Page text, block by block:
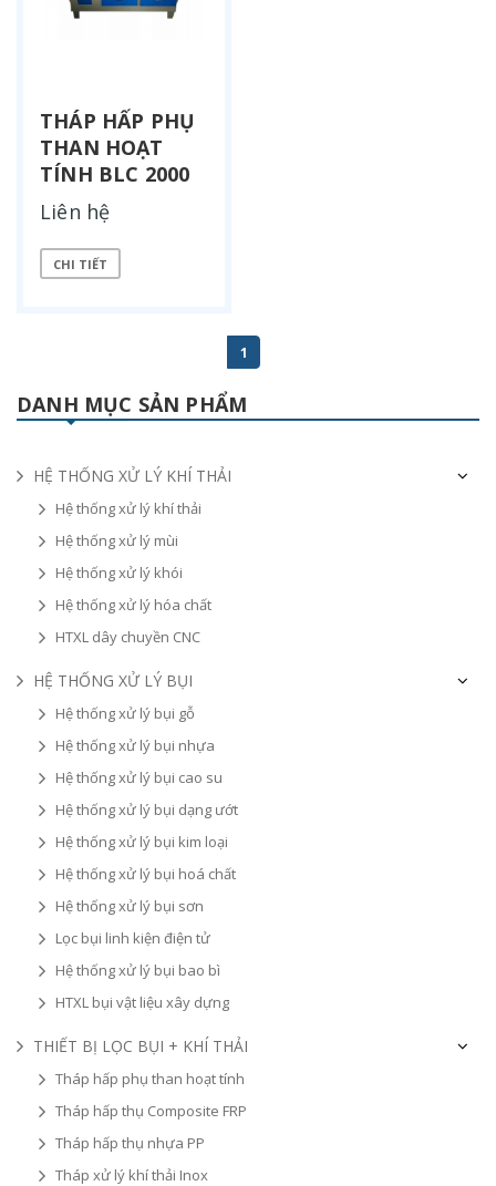
THÁP HẤP PHỤ
THAN HOẠT
TÍNH BLC 2000
Liên hệ
CHI TIẾT
1
DANH MỤC SẢN PHẨM
HỆ THỐNG XỬ LÝ KHÍ THẢI
Hệ thống xử lý khí thải
Hệ thống xử lý mùi
Hệ thống xử lý khói
Hệ thống xử lý hóa chất
HTXL dây chuyền CNC
HỆ THỐNG XỬ LÝ BỤI
Hệ thống xử lý bụi gỗ
Hệ thống xử lý bụi nhựa
Hệ thống xử lý bụi cao su
Hệ thống xử lý bụi dạng ướt
Hệ thống xử lý bụi kim loại
Hệ thống xử lý bụi hoá chất
Hệ thống xử lý bụi sơn
Lọc bụi linh kiện điện tử
Hệ thống xử lý bụi bao bì
HTXL bụi vật liệu xây dựng
THIẾT BỊ LỌC BỤI + KHÍ THẢI
Tháp hấp phụ than hoạt tính
Tháp hấp thụ Composite FRP
Tháp hấp thụ nhựa PP
Tháp xử lý khí thải Inox